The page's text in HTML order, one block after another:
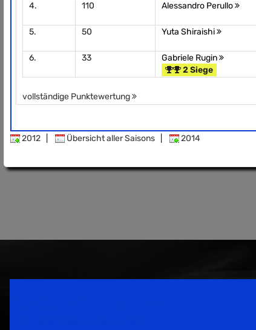
4.
110 Alessandro Perullo
5. 50 Yuta Shiraishi
6. 33
Gabriele Rugin
2 Siege
vollständige Punktewertung
2012 Übersicht aller Saisons 2014